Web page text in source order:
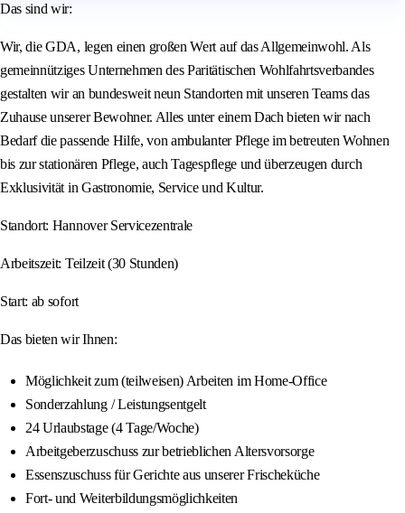
Das sind wir:
Wir, die GDA, legen einen großen Wert auf das Allgemeinwohl. Als
gemeinnütziges Unternehmen des Paritätischen Wohlfahrtsverbandes
gestalten wir an bundesweit neun Standorten mit unseren Teams das
Zuhause unserer Bewohner. Alles unter einem Dach bieten wir nach
Bedarf die passende Hilfe, von ambulanter Pflege im betreuten Wohnen
bis zur stationären Pflege, auch Tagespflege und überzeugen durch
Exklusivität in Gastronomie, Service und Kultur.
Standort: Hannover Servicezentrale
Arbeitszeit: Teilzeit (30 Stunden)
Start: ab sofort
Das bieten wir Ihnen:
Möglichkeit zum (teilweisen) Arbeiten im Home-Office
Sonderzahlung / Leistungsentgelt
24 Urlaubstage (4 Tage/Woche)
Arbeitgeberzuschuss zur betrieblichen Altersvorsorge
Essenszuschuss für Gerichte aus unserer Frischeküche
Fort- und Weiterbildungsmöglichkeiten